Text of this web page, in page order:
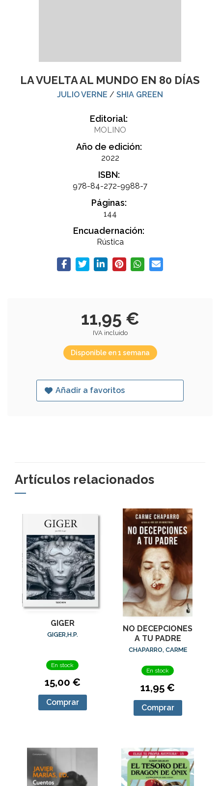
LA VUELTA AL MUNDO EN 80 DÍAS
JULIO VERNE / SHIA GREEN
Editorial:
MOLINO
Año de edición:
2022
ISBN:
978-84-272-9988-7
Páginas:
144
Encuadernación:
Rústica
11,95 €
IVA incluido
Disponible en 1 semana
Añadir a favoritos
Artículos relacionados
GIGER
GIGER,H.P.
En stock
15,00 €
Comprar
NO DECEPCIONES
A TU PADRE
CHAPARRO, CARME
En stock
11,95 €
Comprar